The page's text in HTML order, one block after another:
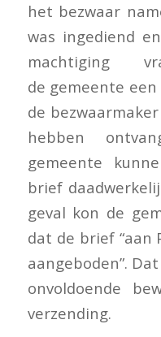
het bezwaar
was ingediend
machtiging
de gemeente
de
hebben
gemeente
brief
geval kon de
dat de brief “aan
aangeboden”.
onvoldoende
verzending.